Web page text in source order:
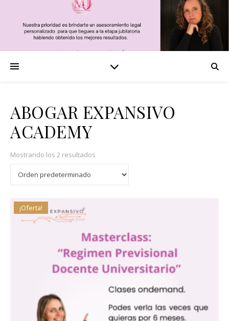
ABOGAR EXPANSIVO
ACADEMY
Mostrando los 2 resultados
¡Oferta!